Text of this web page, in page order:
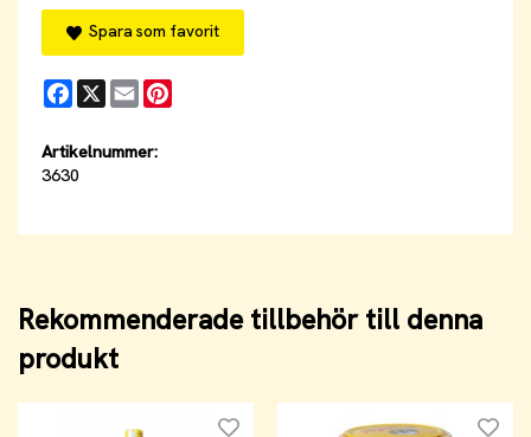
Spara som favorit
Facebook
X Email
Artikelnummer:
3630
Rekommenderade tillbehör till denna
produkt